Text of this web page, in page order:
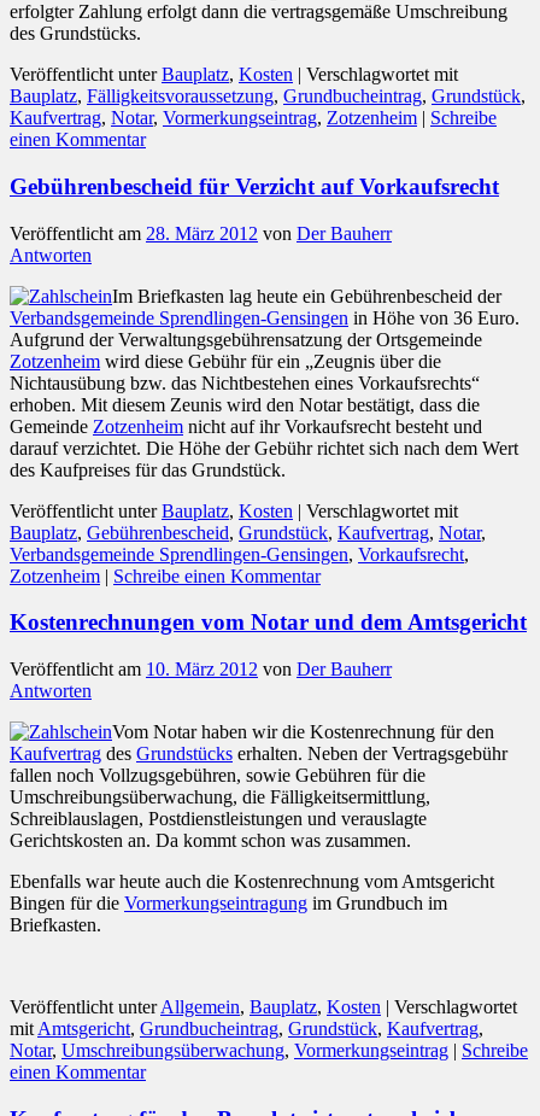
erfolgter Zahlung erfolgt dann die vertragsgemäße Umschreibung
des Grundstücks.
Veröffentlicht unter Bauplatz, Kosten | Verschlagwortet mit
Bauplatz, Fälligkeitsvoraussetzung, Grundbucheintrag, Grundstück,
Kaufvertrag, Notar, Vormerkungseintrag, Zotzenheim | Schreibe
einen Kommentar
Gebührenbescheid für Verzicht auf Vorkaufsrecht
Veröffentlicht am 28. März 2012 von Der Bauherr
Antworten
Im Briefkasten lag heute ein Gebührenbescheid der
Verbandsgemeinde Sprendlingen-Gensingen in Höhe von 36 Euro.
Aufgrund der Verwaltungsgebührensatzung der Ortsgemeinde
Zotzenheim wird diese Gebühr für ein „Zeugnis über die
Nichtausübung bzw. das Nichtbestehen eines Vorkaufsrechts“
erhoben. Mit diesem Zeunis wird den Notar bestätigt, dass die
Gemeinde Zotzenheim nicht auf ihr Vorkaufsrecht besteht und
darauf verzichtet. Die Höhe der Gebühr richtet sich nach dem Wert
des Kaufpreises für das Grundstück.
Veröffentlicht unter Bauplatz, Kosten | Verschlagwortet mit
Bauplatz, Gebührenbescheid, Grundstück, Kaufvertrag, Notar,
Verbandsgemeinde Sprendlingen-Gensingen, Vorkaufsrecht,
Zotzenheim | Schreibe einen Kommentar
Kostenrechnungen vom Notar und dem Amtsgericht
Veröffentlicht am 10. März 2012 von Der Bauherr
Antworten
Vom Notar haben wir die Kostenrechnung für den
Kaufvertrag des Grundstücks erhalten. Neben der Vertragsgebühr
fallen noch Vollzugsgebühren, sowie Gebühren für die
Umschreibungsüberwachung, die Fälligkeitsermittlung,
Schreiblauslagen, Postdienstleistungen und verauslagte
Gerichtskosten an. Da kommt schon was zusammen.
Ebenfalls war heute auch die Kostenrechnung vom Amtsgericht
Bingen für die Vormerkungseintragung im Grundbuch im
Briefkasten.
Veröffentlicht unter Allgemein, Bauplatz, Kosten | Verschlagwortet
mit Amtsgericht, Grundbucheintrag, Grundstück, Kaufvertrag,
Notar, Umschreibungsüberwachung, Vormerkungseintrag | Schreibe
einen Kommentar